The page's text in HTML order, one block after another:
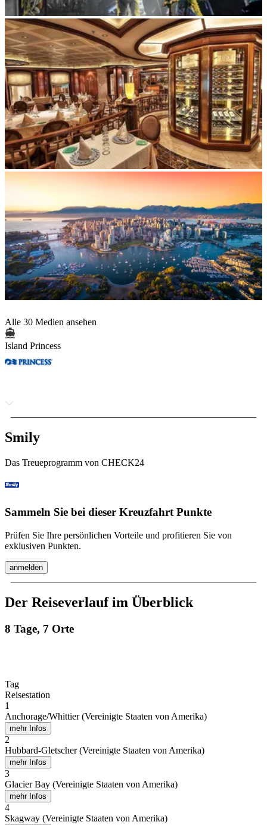
Alle 30 Medien ansehen
Island Princess
Smily
Das Treueprogramm von CHECK24
Sammeln Sie bei dieser Kreuzfahrt Punkte
Prüfen Sie Ihre persönlichen Vorteile und profitieren Sie von
exklusiven Punkten.
anmelden
Der Reiseverlauf im Überblick
8 Tage, 7 Orte
Tag
Reisestation
1
Anchorage/Whittier (Vereinigte Staaten von Amerika)
mehr Infos
2
Hubbard-Gletscher (Vereinigte Staaten von Amerika)
mehr Infos
3
Glacier Bay (Vereinigte Staaten von Amerika)
mehr Infos
4
Skagway (Vereinigte Staaten von Amerika)